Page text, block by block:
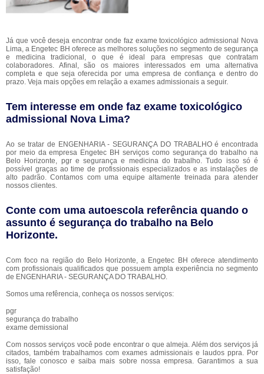
Já que você deseja encontrar onde faz exame toxicológico admissional Nova
Lima, a Engetec BH oferece as melhores soluções no segmento de segurança
e medicina tradicional, o que é ideal para empresas que contratam
colaboradores. Afinal, são os maiores interessados em uma alternativa
completa e que seja oferecida por uma empresa de confiança e dentro do
prazo. Veja mais opções em relação a exames admissionais a seguir.
Tem interesse em onde faz exame toxicológico
admissional Nova Lima?
Ao se tratar de ENGENHARIA - SEGURANÇA DO TRABALHO é encontrada
por meio da empresa Engetec BH serviços como segurança do trabalho na
Belo Horizonte, pgr e segurança e medicina do trabalho. Tudo isso só é
possível graças ao time de profissionais especializados e as instalações de
alto padrão. Contamos com uma equipe altamente treinada para atender
nossos clientes.
Conte com uma autoescola referência quando o
assunto é segurança do trabalho na Belo
Horizonte.
Com foco na região do Belo Horizonte, a Engetec BH oferece atendimento
com profissionais qualificados que possuem ampla experiência no segmento
de ENGENHARIA - SEGURANÇA DO TRABALHO.
Somos uma refêrencia, conheça os nossos serviços:
pgr
segurança do trabalho
exame demissional
Com nossos serviços você pode encontrar o que almeja. Além dos serviços já
citados, também trabalhamos com exames admissionais e laudos ppra. Por
isso, fale conosco e saiba mais sobre nossa empresa. Garantimos a sua
satisfação!